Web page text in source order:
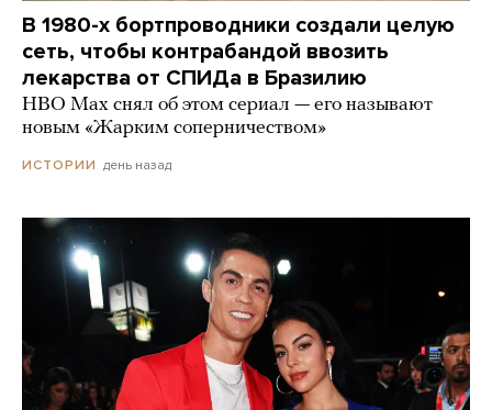
В 1980-х бортпроводники создали целую
сеть, чтобы контрабандой ввозить
лекарства от СПИДа в Бразилию
HBO Max снял об этом сериал — его называют
новым «Жарким соперничеством»
ИСТОРИИ день назад